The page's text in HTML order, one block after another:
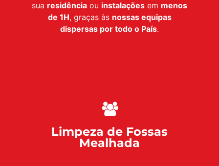
sua residência ou instalações em menos
de 1H, graças às nossas equipas
dispersas por todo o País.
Limpeza de Fossas
Mealhada